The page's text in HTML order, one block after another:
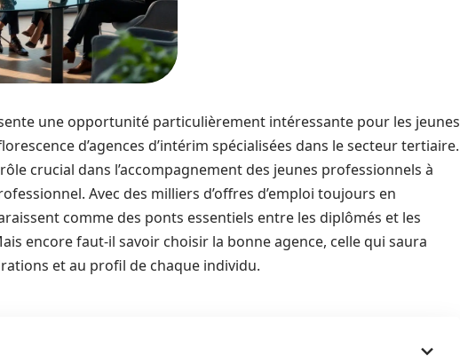
une opportunité particulièrement intéressante pour les jeunes
d’agences d’intérim spécialisées dans le secteur tertiaire.
crucial dans l’accompagnement des jeunes professionnels à
Avec des milliers d’offres d’emploi toujours en
comme des ponts essentiels entre les diplômés et les
encore faut-il savoir choisir la bonne agence, celle qui saura
et au profil de chaque individu.